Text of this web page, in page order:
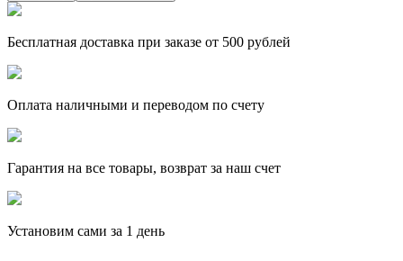
Бесплатная доставка при заказе от 500 рублей
Оплата наличными и переводом по счету
Гарантия на все товары, возврат за наш счет
Установим сами за 1 день